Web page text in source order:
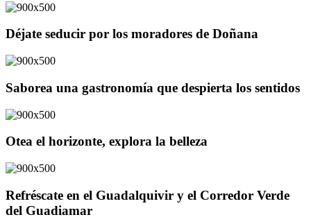
Déjate seducir por los moradores de Doñana
Saborea una gastronomía que despierta los sentidos
Otea el horizonte, explora la belleza
Refréscate en el Guadalquivir y el Corredor Verde
del Guadiamar